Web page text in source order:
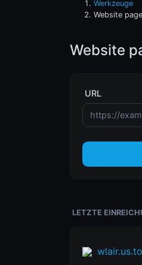
Werkzeuge
Website
Website
URL
LETZTE